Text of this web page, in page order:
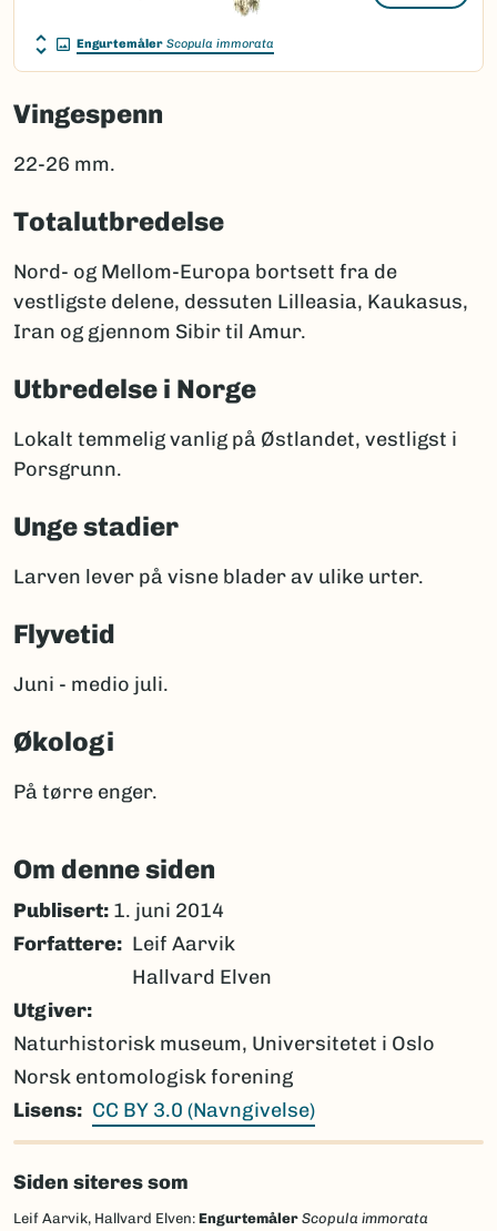
Engurtemåler Scopula immorata
Vingespenn
22-26 mm.
Totalutbredelse
Nord- og Mellom-Europa bortsett fra de
vestligste delene, dessuten Lilleasia, Kaukasus,
Iran og gjennom Sibir til Amur.
Utbredelse i Norge
Lokalt temmelig vanlig på Østlandet, vestligst i
Porsgrunn.
Unge stadier
Larven lever på visne blader av ulike urter.
Flyvetid
Juni - medio juli.
Økologi
På tørre enger.
Om denne siden
Publisert: 1. juni 2014
Forfattere
Leif Aarvik
Hallvard Elven
Utgiver
Naturhistorisk museum, Universitetet i Oslo
Norsk entomologisk forening
Lisens
CC BY 3.0 (Navngivelse)
Siden siteres som
Leif Aarvik, Hallvard Elven: Engurtemåler Scopula immorata